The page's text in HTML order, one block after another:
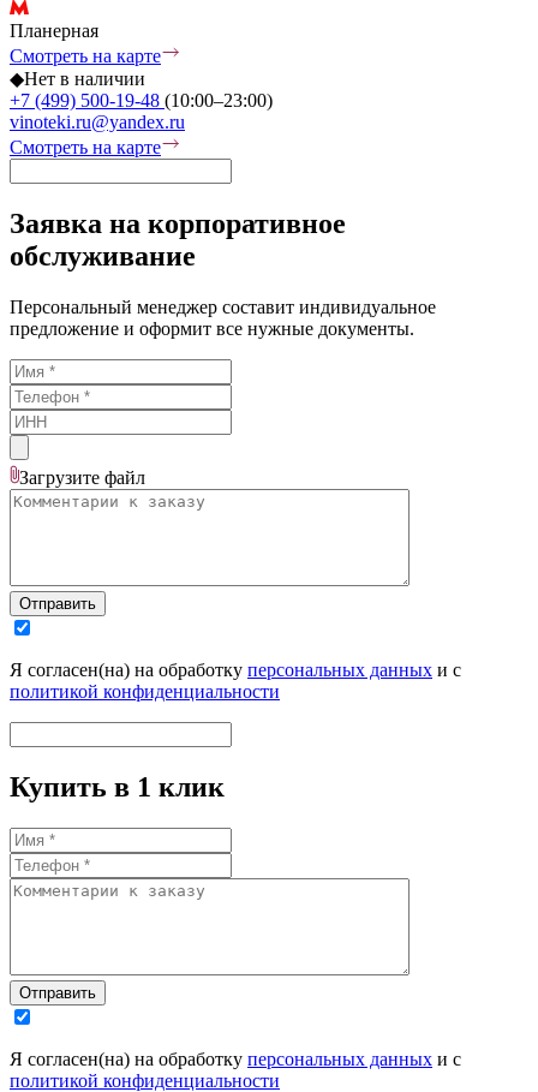
Планерная
Смотреть на карте
◆Нет в наличии
+7 (499) 500-19-48 (10:00–23:00)
vinoteki.ru@yandex.ru
Смотреть на карте
Заявка на корпоративное
обслуживание
Персональный менеджер составит индивидуальное
предложение и оформит все нужные документы.
Загрузите файл
Отправить
Я согласен(на) на обработку персональных данных и с
политикой конфиденциальности
Купить в 1 клик
Отправить
Я согласен(на) на обработку персональных данных и с
политикой конфиденциальности